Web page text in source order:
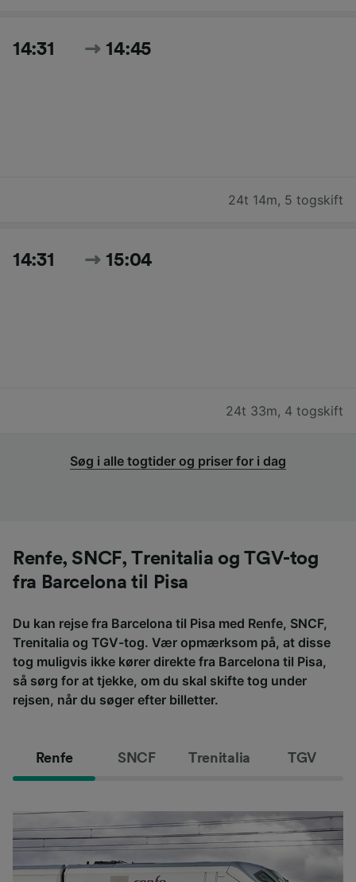
14:31 14:45
24t 14m, 5 togskift
14:31 15:04
24t 33m, 4 togskift
Søg i alle togtider og priser for i dag
Renfe, SNCF, Trenitalia og TGV-tog
fra Barcelona til Pisa
Du kan rejse fra Barcelona til Pisa med Renfe, SNCF,
Trenitalia og TGV-tog. Vær opmærksom på, at disse
tog muligvis ikke kører direkte fra Barcelona til Pisa,
så sørg for at tjekke, om du skal skifte tog under
rejsen, når du søger efter billetter.
Renfe SNCF Trenitalia TGV